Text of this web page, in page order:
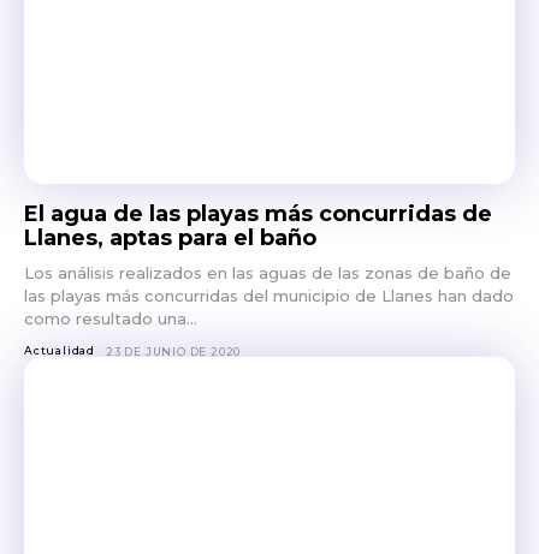
El agua de las playas más concurridas de
Llanes, aptas para el baño
Los análisis realizados en las aguas de las zonas de baño de
las playas más concurridas del municipio de Llanes han dado
como resultado una...
Actualidad 23 DE JUNIO DE 2020